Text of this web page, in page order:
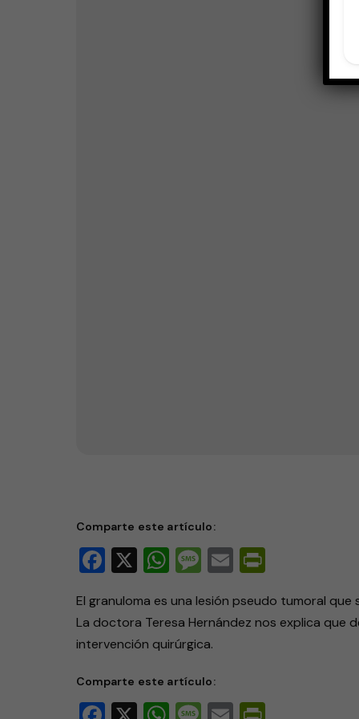
Comparte este artículo:
Facebook
X WhatsApp
Message
Email
El granuloma es una lesión pseudo tumoral
La doctora Teresa Hernández nos explica que
intervención quirúrgica.
Comparte este artículo: